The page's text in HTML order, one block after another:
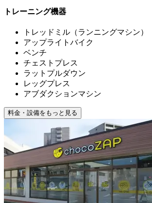
トレーニング機器
トレッドミル（ランニングマシン）
アップライトバイク
ベンチ
チェストプレス
ラットプルダウン
レッグプレス
アブダクションマシン
料金・設備をもっと見る